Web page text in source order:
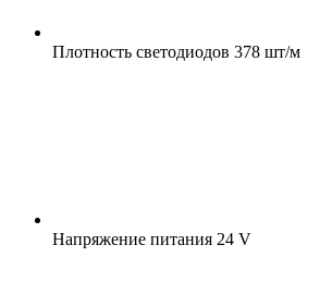
Плотность светодиодов 378 шт/м
Напряжение питания 24 V